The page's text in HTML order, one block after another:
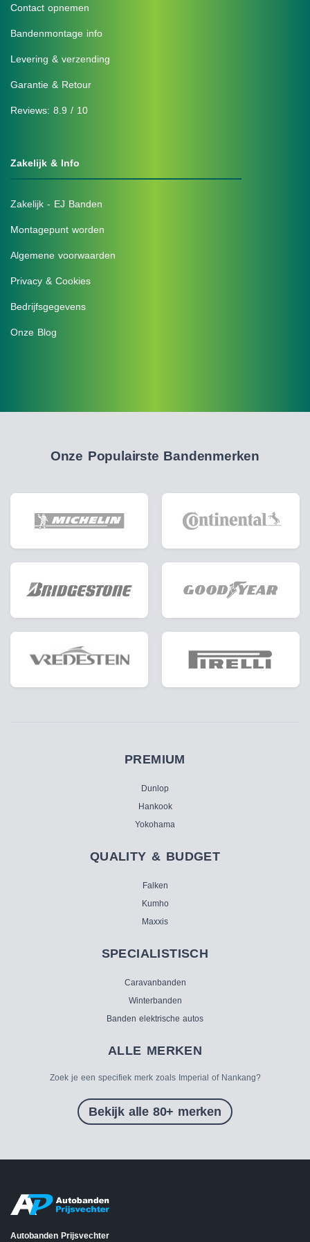
Contact opnemen
Bandenmontage info
Levering & verzending
Garantie & Retour
Reviews: 8.9 / 10
Zakelijk & Info
Zakelijk - EJ Banden
Montagepunt worden
Algemene voorwaarden
Privacy & Cookies
Bedrijfsgegevens
Onze Blog
Onze Populairste Bandenmerken
PREMIUM
Dunlop
Hankook
Yokohama
QUALITY & BUDGET
Falken
Kumho
Maxxis
SPECIALISTISCH
Caravanbanden
Winterbanden
Banden elektrische autos
ALLE MERKEN
Zoek je een specifiek merk zoals Imperial of Nankang?
Bekijk alle 80+ merken
Autobanden Prijsvechter